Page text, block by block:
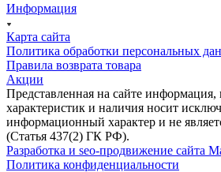
Информация
Карта сайта
Политика обработки персональных
Правила возврата товара
Акции
Представленная на сайте информация,
характеристик и наличия носит
информационный характер и не
(Статья 437(2) ГК РФ).
Разработка и seo-продвижение сайта
Политика конфиденциальности